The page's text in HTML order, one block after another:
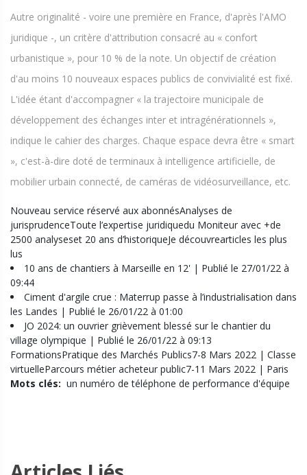
Autre originalité - voire une première en France, d'après l'AMO
juridique -, un critère d'attribution consacré au « confort
urbanistique », pour 10 % de la note. Un objectif de création
d'au moins 10 nouveaux espaces publics de convivialité est fixé.
L'idée étant d'accompagner « la trajectoire municipale de
développement des échanges inter et intragénérationnels »,
indique le cahier des charges. Chaque espace devra être « smart
», c'est-à-dire doté de terminaux à intelligence artificielle, de
mobilier urbain connecté, de caméras de vidéosurveillance, etc.
Nouveau service réservé aux abonnésAnalyses de
jurisprudenceToute l’expertise juridiquedu Moniteur avec +de
2500 analyseset 20 ans d’historiqueJe découvrearticles les plus
lus
10 ans de chantiers à Marseille en 12' | Publié le 27/01/22 à
09:44
Ciment d'argile crue : Materrup passe à l’industrialisation dans
les Landes | Publié le 26/01/22 à 01:00
JO 2024: un ouvrier grièvement blessé sur le chantier du
village olympique | Publié le 26/01/22 à 09:13
FormationsPratique des Marchés Publics7-8 Mars 2022 | Classe
virtuelleParcours métier acheteur public7-11 Mars 2022 | Paris
Mots clés: un numéro de téléphone de performance d'équipe